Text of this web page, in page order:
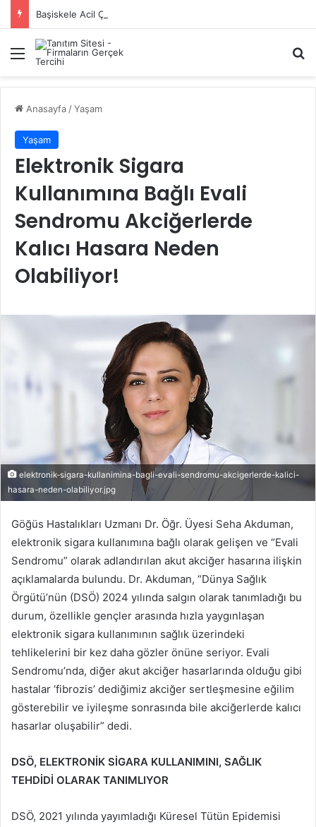
Başiskele Acil Çilingir Hizmeti İçin Doğru Adres Neresi?
Menü
Anasayfa /Yaşam
Yaşam
Elektronik Sigara
Kullanımına Bağlı Evali
Sendromu Akciğerlerde
Kalıcı Hasara Neden
Olabiliyor!
elektronik-sigara-kullanimina-bagli-evali-sendromu-akcigerlerde-kalici-
hasara-neden-olabiliyor.jpg
Göğüs Hastalıkları Uzmanı Dr. Öğr. Üyesi Seha Akduman,
elektronik sigara kullanımına bağlı olarak gelişen ve “Evali
Sendromu” olarak adlandırılan akut akciğer hasarına ilişkin
açıklamalarda bulundu. Dr. Akduman, “Dünya Sağlık
Örgütü’nün (DSÖ) 2024 yılında salgın olarak tanımladığı bu
durum, özellikle gençler arasında hızla yaygınlaşan
elektronik sigara kullanımının sağlık üzerindeki
tehlikelerini bir kez daha gözler önüne seriyor. Evali
Sendromu’nda, diğer akut akciğer hasarlarında olduğu gibi
hastalar ‘fibrozis’ dediğimiz akciğer sertleşmesine eğilim
gösterebilir ve iyileşme sonrasında bile akciğerlerde kalıcı
hasarlar oluşabilir” dedi.
DSÖ, ELEKTRONİK SİGARA KULLANIMINI, SAĞLIK
TEHDİDİ OLARAK TANIMLIYOR
DSÖ, 2021 yılında yayımladığı Küresel Tütün Epidemisi